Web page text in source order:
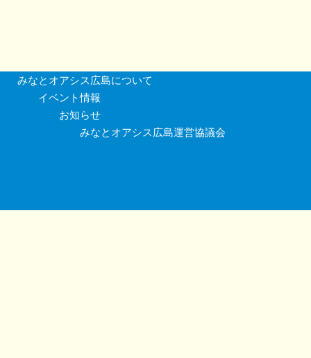
みなとオアシス広島について
イベント情報
お知らせ
みなとオアシス広島運営協議会